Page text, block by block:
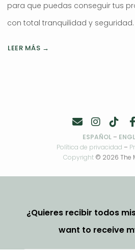
para que puedas conseguir tus
con total tranquilidad y seguridad.
LEER MÁS →
ESPAÑOL–
Política de privacidad –
Copyright© 2026 The
¿Quieres recibir todos
want to receive